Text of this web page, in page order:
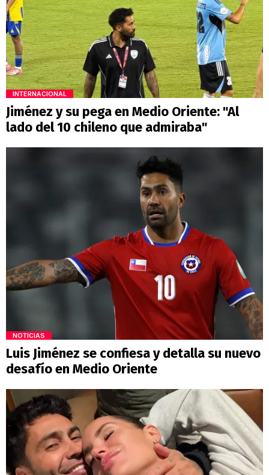
INTERNACIONAL
Jiménez y su pega en Medio Oriente: "Al
lado del 10 chileno que admiraba"
NOTICIAS
Luis Jiménez se confiesa y detalla su nuevo
desafío en Medio Oriente